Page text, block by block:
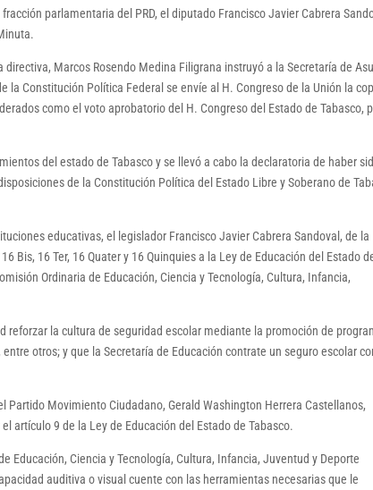
parlamentaria del PRD, el diputado Francisco Javier Cabrera
Marcos Rosendo Medina Filigrana instruyó a la Secretaría de
Constitución Política Federal se envíe al H. Congreso de la Unión la
como el voto aprobatorio del H. Congreso del Estado de Tabasco,
del estado de Tabasco y se llevó a cabo la declaratoria de haber
de la Constitución Política del Estado Libre y Soberano de
educativas, el legislador Francisco Javier Cabrera Sandoval, de la
Bis, 16 Ter, 16 Quater y 16 Quinquies a la Ley de Educación del Estado
Ordinaria de Educación, Ciencia y Tecnología, Cultura, Infancia,
reforzar la cultura de seguridad escolar mediante la promoción de
otros; y que la Secretaría de Educación contrate un seguro escolar
Movimiento Ciudadano, Gerald Washington Herrera Castellanos,
artículo 9 de la Ley de Educación del Estado de Tabasco.
Educación, Ciencia y Tecnología, Cultura, Infancia, Juventud y Deporte
auditiva o visual cuente con las herramientas necesarias que le